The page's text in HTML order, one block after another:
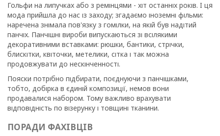
Гольфи на липучках або з ремінцями - хіт останніх років. І ця
мода прийшла до нас із заходу; згадаємо іноземні фільми:
наречена знімала пов'язку з гомілки, на якій був надітий
панчіх. Панчішні вироби випускаються зі всілякими
декоративними вставками: рюшки, бантики, стрічки,
блискітки, квіточки, метелики, сітка і так можна
продовжувати до нескінченності.
Пояски потрібно підбирати, поєднуючи з панчішками,
тобто, добірка в єдиній композиції, немов вони
продавалися набором. Тому важливо врахувати
відповідність по візерунку і товщині тканини.
ПОРАДИ ФАХІВЦІВ